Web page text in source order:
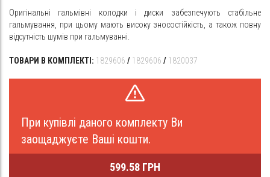
Оригінальні гальмівні колодки і диски забезпечують стабільне
гальмування, при цьому мають високу зносостійкість, а також повну
відсутність шумів при гальмуванні.
ТОВАРИ В КОМПЛЕКТІ: 1829606 / 1829606 / 1820037
При купівлі даного комплекту Ви
заощаджуєте Ваші кошти.
599.58 ГРН